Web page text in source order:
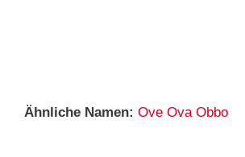
Ähnliche Namen: Ove Ova Obbo